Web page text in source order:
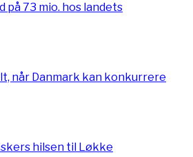
på 73 mio. hos landets
når Danmark kan konkurrere
hilsen til Løkke